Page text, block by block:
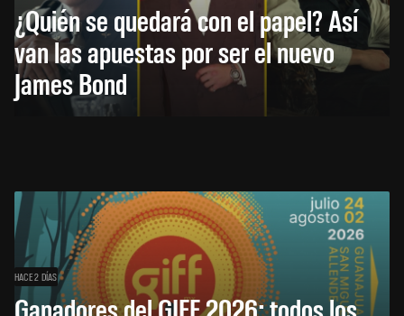
¿Quién se quedará con el papel? Así
van las apuestas por ser el nuevo
James Bond
HACE 2 DÍAS
Ganadores del GIFF 2026: todos los